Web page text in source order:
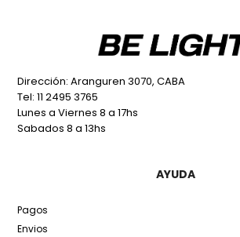
Dirección: Aranguren 3070, CABA
Tel: 11 2495 3765
Lunes a Viernes 8 a 17hs
Sabados 8 a 13hs
AYUDA
Pagos
Envios